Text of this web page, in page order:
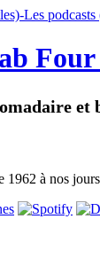
et
1962 à nos